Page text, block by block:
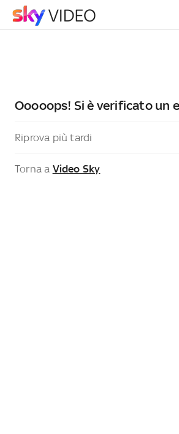
Ooooops! Si è verificato un
Riprova più tardi
Torna a Video Sky